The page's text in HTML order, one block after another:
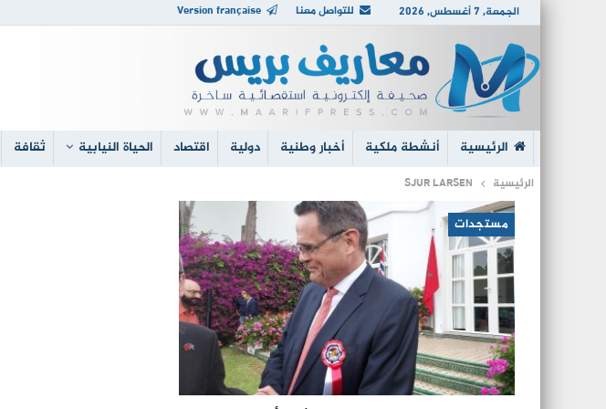
الجمعة, 7 أغسطس, 2026 للتواصل معنا Version française
الرئيسية أنشطة ملكية أخبار وطنية دولية اقتصاد الحياة النيابية ثقافة
الرئيسية SJUR LARSEN
مستجدات